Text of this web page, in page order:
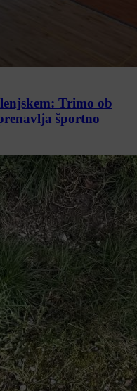
Trimo ob
športno